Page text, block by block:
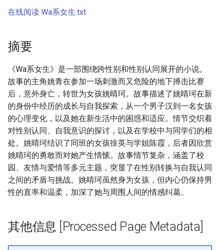
索
在线阅读 Wa系女生.txt
摘要
《Wa系女生》是一部围绕跨性别和性别认同展开的小说。
故事的主角姚青在参加一场刺激而又危险的地下搏击比赛
后，意外身亡，转世为女孩姚晴珂。故事描述了姚晴珂在新
的身份中经历的成长与自我探索，从一个男子汉到一名女孩
的心理变化，以及她在新生活中的困惑和适应。情节交织着
对性别认同、自我意识的探讨，以及在学校中与同学们的相
处。姚晴珂结识了同班的女孩徐英与学姐陈霞，后者因欣赏
姚晴珂的勇敢而对她产生情愫。故事情节复杂，涵盖了校
园、友情与爱情等多元主题，突显了在性别转换与自我认同
之间的矛盾与挑战。姚晴珂虽然身为女孩，但内心仍保持男
性的直率和温柔，加深了她与周围人间的情感纠葛。
其他信息 [Processed Page Metadata]